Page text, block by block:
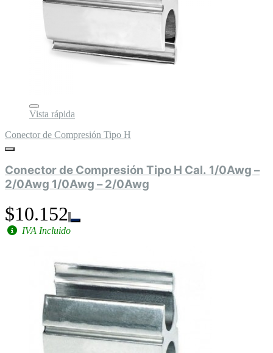
Vista rápida
Conector de Compresión Tipo H
Conector de Compresión Tipo H Cal. 1/0Awg –
2/0Awg 1/0Awg – 2/0Awg
$10.152
IVA Incluido